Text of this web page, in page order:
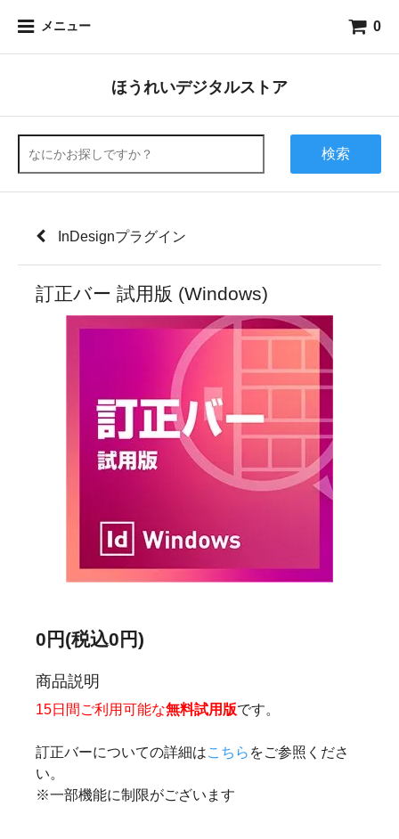
メニュー 0
ほうれいデジタルストア
検索
InDesignプラグイン
訂正バー 試用版 (Windows)
0円(税込0円)
商品説明
15日間ご利用可能な無料試用版です。
訂正バーについての詳細はこちら をご参照くださ
い。
※一部機能に制限がございます